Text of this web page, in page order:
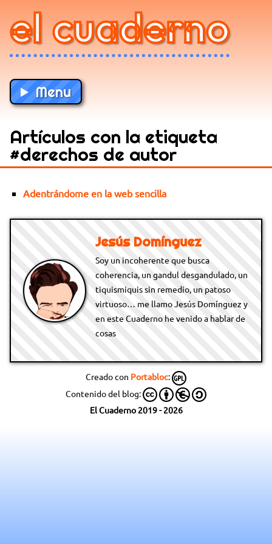
el cuaderno
Menu
Artículos con la etiqueta
#derechos de autor
Adentrándome en la web sencilla
Jesús Domínguez
Soy un incoherente que busca
coherencia, un gandul desgandulado, un
tiquismiquis sin remedio, un patoso
virtuoso… me llamo Jesús Domínguez y
en este Cuaderno he venido a hablar de
cosas
Creado con Portabloc:
Contenido del blog:
El Cuaderno 2019 - 2026